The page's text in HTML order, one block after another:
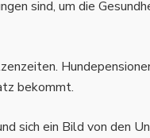
sind, um die
bekommt.
sich ein Bild von den